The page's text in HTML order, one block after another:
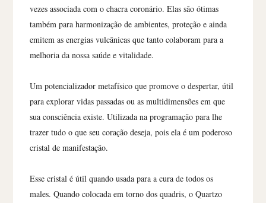
vezes associada com o chacra coronário. Elas são ótimas
também para harmonização de ambientes, proteção e ainda
emitem as energias vulcânicas que tanto colaboram para a
melhoria da nossa saúde e vitalidade.
Um potencializador metafísico que promove o despertar, útil
para explorar vidas passadas ou as multidimensões em que
sua consciência existe. Utilizada na programação para lhe
trazer tudo o que seu coração deseja, pois ela é um poderoso
cristal de manifestação.
Esse cristal é útil quando usada para a cura de todos os
males. Quando colocada em torno dos quadris, o Quartzo